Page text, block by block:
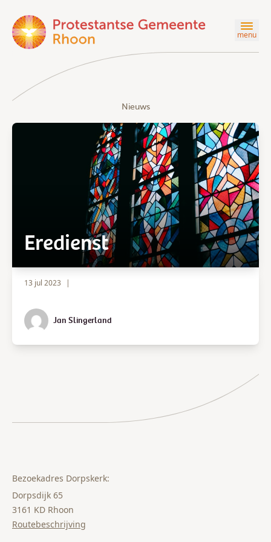
menu
Nieuws
Eredienst
13 jul 2023 |
Jan Slingerland
Bezoekadres Dorpskerk:
Dorpsdijk 65
3161 KD Rhoon
Routebeschrijving